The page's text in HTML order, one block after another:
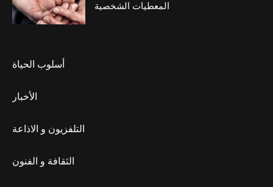
المعطيات الشخصية
أسلوب الحياة
الأخبار
التلفزيون و الاذاعة
الثقافة و الفنون